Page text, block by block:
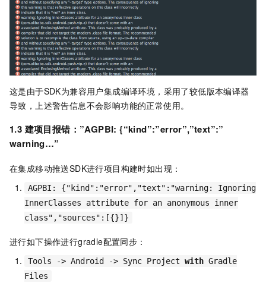
这是由于SDK为兼容用户集成编译环境，采用了较低版本编译器
导致，上述警告信息不会影响功能的正常使用。
1.3 建项目报错：”AGPBI: {“kind”:”error”,”text”:”
warning…”
在集成移动推送SDK进行项目构建时如出现：
AGPBI : {"kind" : "error" , "text" : "warning: Ignoring
InnerClasses attribute for an anonymous inner
class" , "sources" :[{}]}
进行如下操作进行gradle配置同步：
Tools -> Android -> Sync Project with Gradle
Files